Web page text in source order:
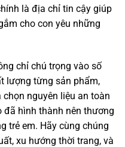
là địa chỉ tin cậy giúp
cho con yêu những
chỉ chú trọng vào số
lượng từng sản phẩm,
nguyên liệu an toàn
hình thành nên thương
trẻ em. Hãy cùng chúng
xu hướng thời trang, và